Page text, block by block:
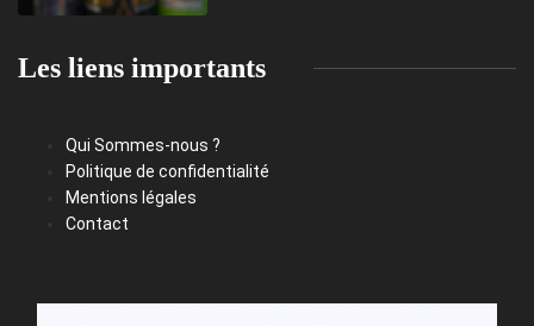
Les liens importants
Qui Sommes-nous ?
Politique de confidentialité
Mentions légales
Contact